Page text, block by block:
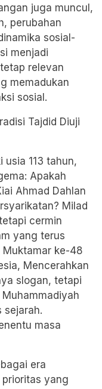
juga muncul,
perubahan
sosial-
menjadi
relevan
memadukan
sosial.
Tajdid Diuji
usia 113 tahun,
Apakah
Ahmad Dahlan
Milad
cermin
yang terus
Muktamar ke-48
Mencerahkan
slogan, tetapi
sejarah.
masa
era
prioritas yang